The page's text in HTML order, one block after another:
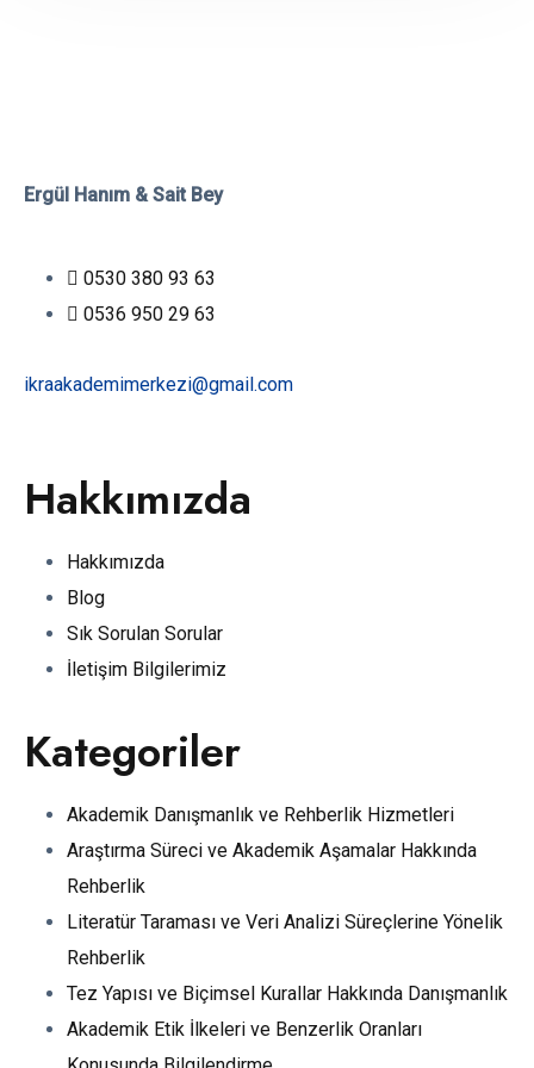
Ergül Hanım & Sait Bey
0530 380 93 63
0536 950 29 63
ikraakademimerkezi@gmail.com
Hakkımızda
Hakkımızda
Blog
Sık Sorulan Sorular
İletişim Bilgilerimiz
Kategoriler
Akademik Danışmanlık ve Rehberlik Hizmetleri
Araştırma Süreci ve Akademik Aşamalar Hakkında
Rehberlik
Literatür Taraması ve Veri Analizi Süreçlerine Yönelik
Rehberlik
Tez Yapısı ve Biçimsel Kurallar Hakkında Danışmanlık
Akademik Etik İlkeleri ve Benzerlik Oranları